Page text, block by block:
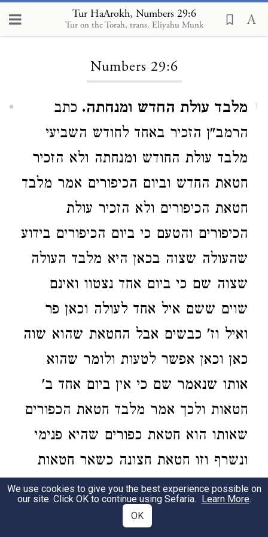
Tur HaArokh, Numbers 29:6
Tur on the Torah, trans. Eliyahu Munk
Loading...
Numbers 29:6
1 מלבד עולת החדש ומנחתה. כתב
הרמב"ן הזכיר באחד לחודש השביעי
מלבד עולת החודש ומנחתה ולא הזכיר
חטאת החדש וביום הכיפורים אמר מלבד
חטאת הכיפורים ולא הזכיר עולת
הכיפורים והטעם כי ביום הכיפורים בידוע
שהעולה שצוה בכאן היא מלבד העולה
שצוה שם כי ביום אחד נצטוו ואינם
שוים ששם איל אחד לעולה וכאן פר
ואיל וז' כבשים אבל החטאת שהוא שוה
כאן וכאן אפשר לטעות ולומר שהוא
אותו שנאמר שם כי אין ביום אחד ב'
חטאות ולכך אמר מלבד חטאת הכפורים
שאותו הוא חטאת כפורים שהיא פנימי
ונשרף וזו חטאת חצונה כשאר חטאות
המועדים שבאות עם המוספים וכן ביום
הכפורים לא הוצרך לומר מה שנאמר
We use cookies to give you the best experience possible on
our site. Click OK to continue using Sefaria. Learn More.
OK